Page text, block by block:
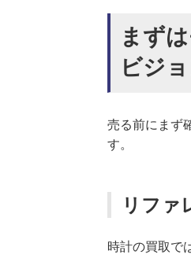
まず
ビジ
売る前にまず
す。
リファ
時計の買取で